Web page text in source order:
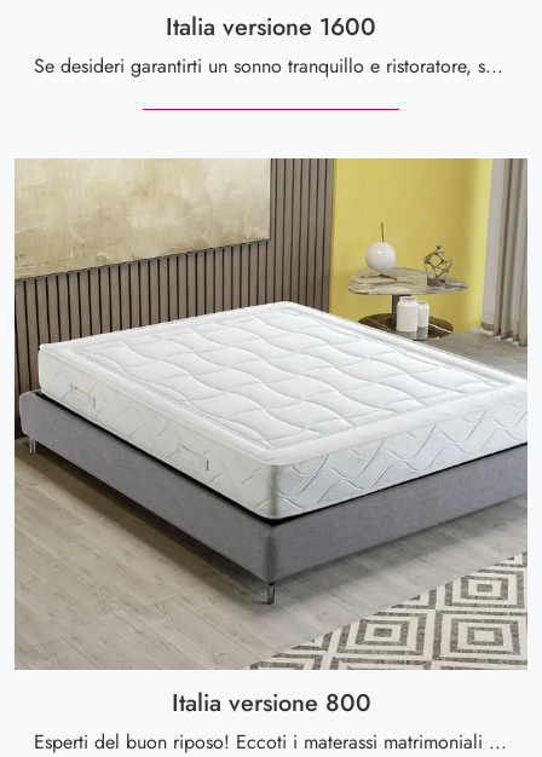
Italia versione 1600
Se desideri garantirti un sonno tranquillo e ristoratore, scopri i Materassi a molle insacchettate matrimoniali come il modello Italia versione 1600 ...
Italia versione 800
Esperti del buon riposo! Eccoti i materassi matrimoniali a molle insacchettate di Altaflex: clicca e scopri di più sul modello Italia versione 800.